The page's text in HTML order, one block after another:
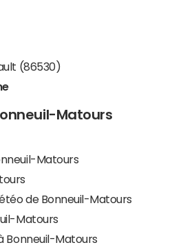
(86530)
Matours
Matours
de Bonneuil-Matours
Matours
Bonneuil-Matours